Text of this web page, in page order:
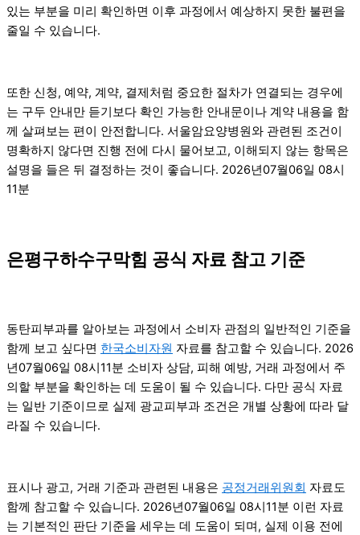
있는 부분을 미리 확인하면 이후 과정에서 예상하지 못한 불편을
줄일 수 있습니다.
또한 신청, 예약, 계약, 결제처럼 중요한 절차가 연결되는 경우에
는 구두 안내만 듣기보다 확인 가능한 안내문이나 계약 내용을 함
께 살펴보는 편이 안전합니다. 서울암요양병원와 관련된 조건이
명확하지 않다면 진행 전에 다시 물어보고, 이해되지 않는 항목은
설명을 들은 뒤 결정하는 것이 좋습니다. 2026년07월06일 08시
11분
은평구하수구막힘 공식 자료 참고 기준
동탄피부과를 알아보는 과정에서 소비자 관점의 일반적인 기준을
함께 보고 싶다면 한국소비자원 자료를 참고할 수 있습니다. 2026
년07월06일 08시11분 소비자 상담, 피해 예방, 거래 과정에서 주
의할 부분을 확인하는 데 도움이 될 수 있습니다. 다만 공식 자료
는 일반 기준이므로 실제 광교피부과 조건은 개별 상황에 따라 달
라질 수 있습니다.
표시나 광고, 거래 기준과 관련된 내용은 공정거래위원회 자료도
함께 참고할 수 있습니다. 2026년07월06일 08시11분 이런 자료
는 기본적인 판단 기준을 세우는 데 도움이 되며, 실제 이용 전에